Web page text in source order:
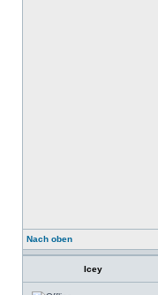
Nach oben
Icey